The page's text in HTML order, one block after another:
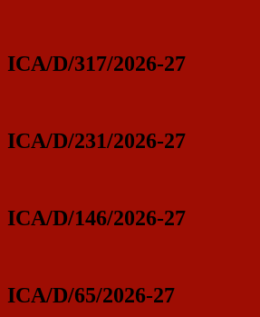
ICA/D/317/2026-27
ICA/D/231/2026-27
ICA/D/146/2026-27
ICA/D/65/2026-27